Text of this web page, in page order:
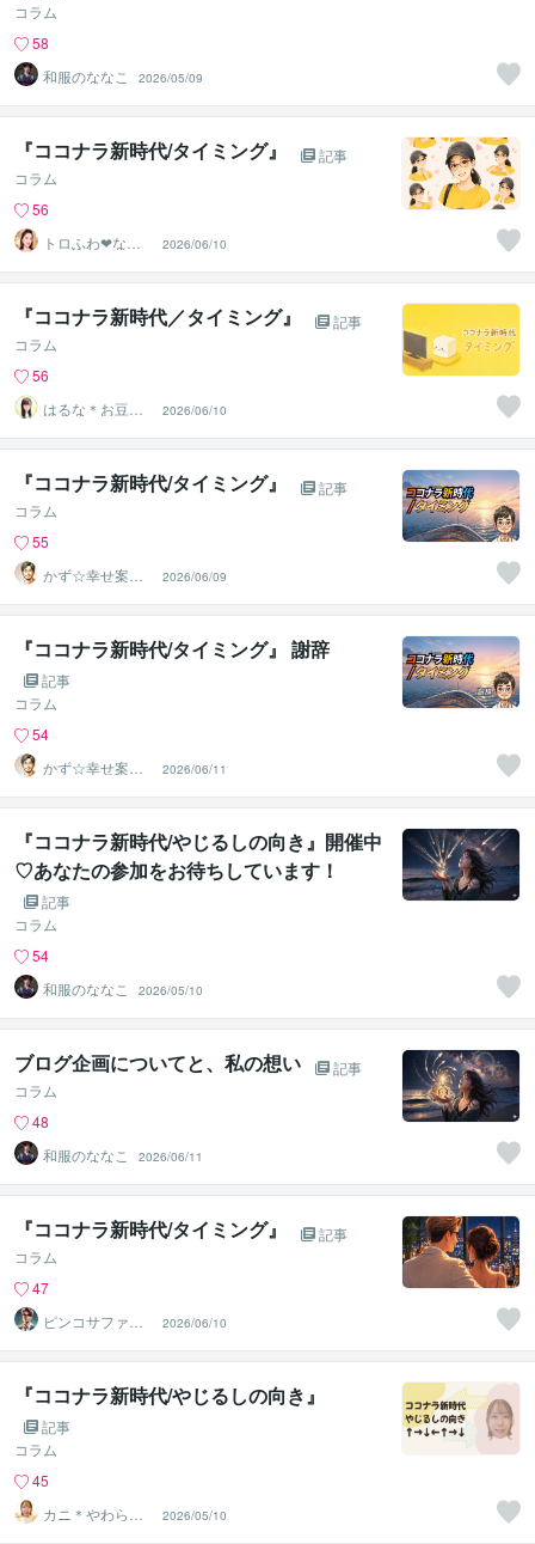
コラム
58
和服のななこ
2026/05/09
『ココナラ新時代/タイミング』
記事
コラム
56
トロふわ❤なつ
こ
2026/06/10
『ココナラ新時代／タイミング』
記事
コラム
56
はるな＊お豆腐
メンタルさんの
味方
2026/06/10
『ココナラ新時代/タイミング』
記事
コラム
55
かず☆幸せ案内
所
2026/06/09
『ココナラ新時代/タイミング』 謝辞
記事
コラム
54
かず☆幸せ案内
所
2026/06/11
『ココナラ新時代/やじるしの向き』開催中
♡あなたの参加をお待ちしています！
記事
コラム
54
和服のななこ
2026/05/10
ブログ企画についてと、私の想い
記事
コラム
48
和服のななこ
2026/06/11
『ココナラ新時代/タイミング』
記事
コラム
47
ピンコサファイ
ア
2026/06/10
『ココナラ新時代/やじるしの向き』
記事
コラム
45
カニ＊やわらか
まごころ検定1級
2026/05/10